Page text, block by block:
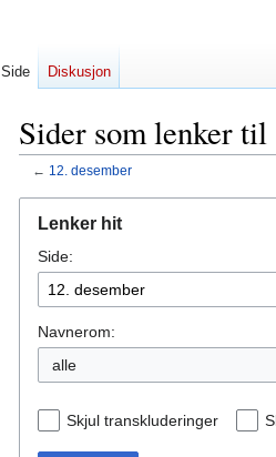
Sider som lenker til
← 12. desember
navigering
søk
Lenker hit
Side:
Navnerom:
alle
Skjul transkluderinger
Side Diskusjon